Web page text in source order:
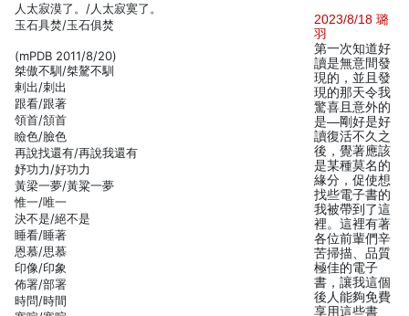
人太寂漠了。/人太寂寞了。
玉石具焚/玉石俱焚
(mPDB 2011/8/20)
桀傲不馴/桀驁不馴
剌出/刺出
跟看/跟著
領首/頷首
瞼色/臉色
再說找還有/再說我還有
妤功力/好功力
黃梁一夢/黃粱一夢
惟一/唯一
決不是/絕不是
睡看/睡著
恩慕/思慕
印像/印象
佈署/部署
時問/時間
2023/8/18 璐
羽
第一次知道好
讀是無意間發
現的，並且發
現的那天令我
驚喜且意外的
是—剛好是好
讀復活不久之
後，覺著應該
是某種莫名的
緣分，促使想
找些電子書的
我被帶到了這
裡。這裡有著
各位前輩們辛
苦掃描、品質
極佳的電子
書，讓我這個
後人能夠免費
享用這些書